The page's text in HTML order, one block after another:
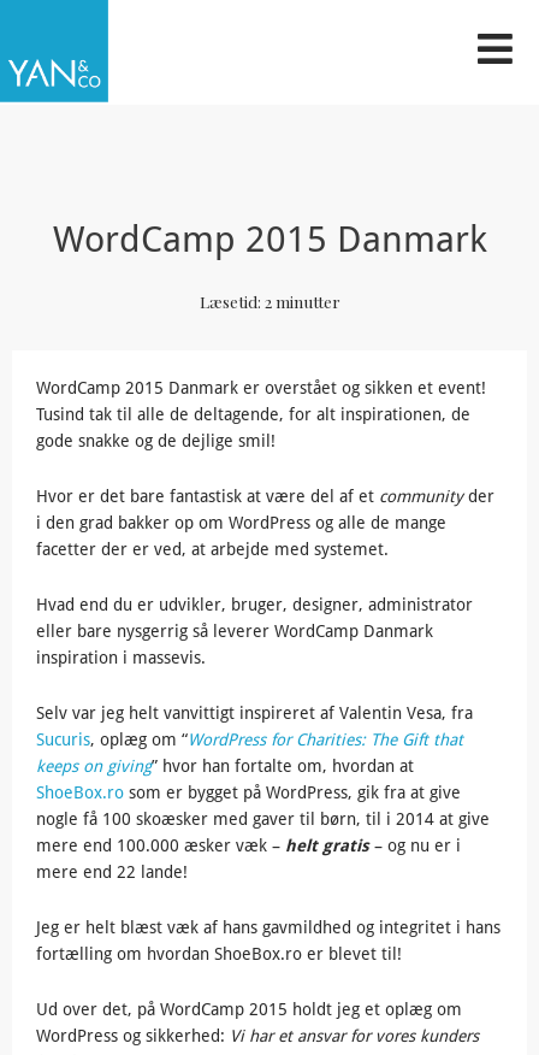
indholdet
WordCamp 2015 Danmark
Læsetid: 2minutter
WordCamp 2015 Danmark er overstået og sikken et event!
Tusind tak til alle de deltagende, for alt inspirationen, de
gode snakke og de dejlige smil!
Hvor er det bare fantastisk at være del af et communityder
i den grad bakker op om WordPress og alle de mange
facetter der er ved, at arbejde med systemet.
Hvad end du er udvikler, bruger, designer, administrator
eller bare nysgerrig så leverer WordCamp Danmark
inspiration i massevis.
Selv var jeg helt vanvittigt inspireret af Valentin Vesa, fra
Sucuris, oplæg om “WordPress for Charities: The Gift that
keeps on giving” hvor han fortalte om, hvordan at
ShoeBox.ro som er bygget på WordPress, gik fra at give
nogle få 100 skoæsker med gaver til børn, til i 2014 at give
mere end 100.000 æsker væk – helt gratis– og nu er i
mere end 22 lande!
Jeg er helt blæst væk af hans gavmildhed og integritet i hans
fortælling om hvordan ShoeBox.ro er blevet til!
Ud over det, på WordCamp 2015 holdt jeg et oplæg om
WordPress og sikkerhed: Vi har et ansvar for vores kunders